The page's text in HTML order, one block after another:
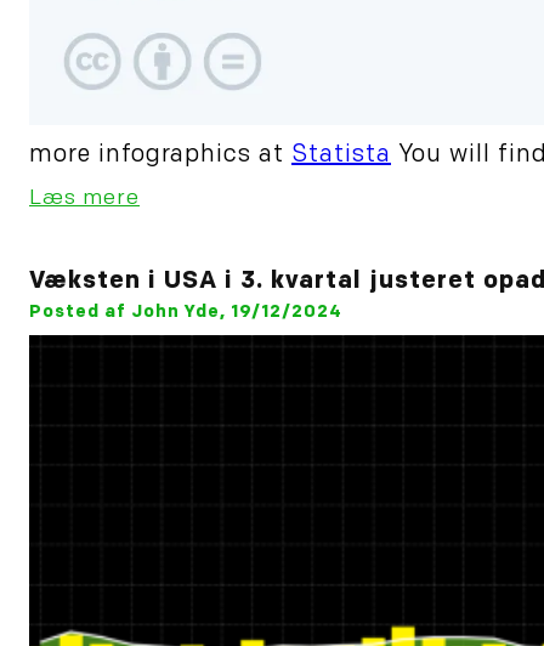
more infographics at Statista You will
Læs mere
Væksten i USA i 3. kvartal justeret
Posted af John Yde, 19/12/2024